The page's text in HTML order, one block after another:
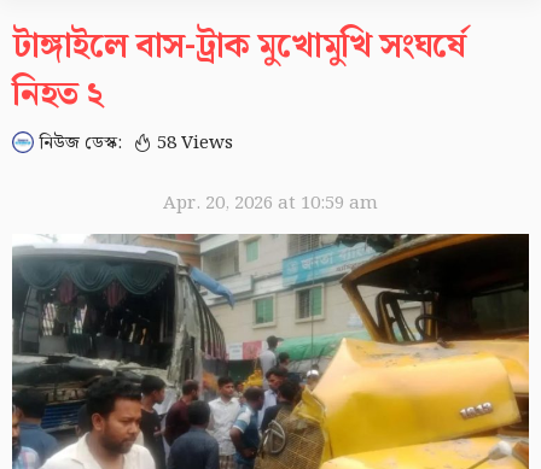
টাঙ্গাইলে বাস-ট্রাক মুখোমুখি সংঘর্ষে
নিহত ২
নিউজ ডেস্ক: 58 Views
Apr. 20, 2026 at 10:59 am